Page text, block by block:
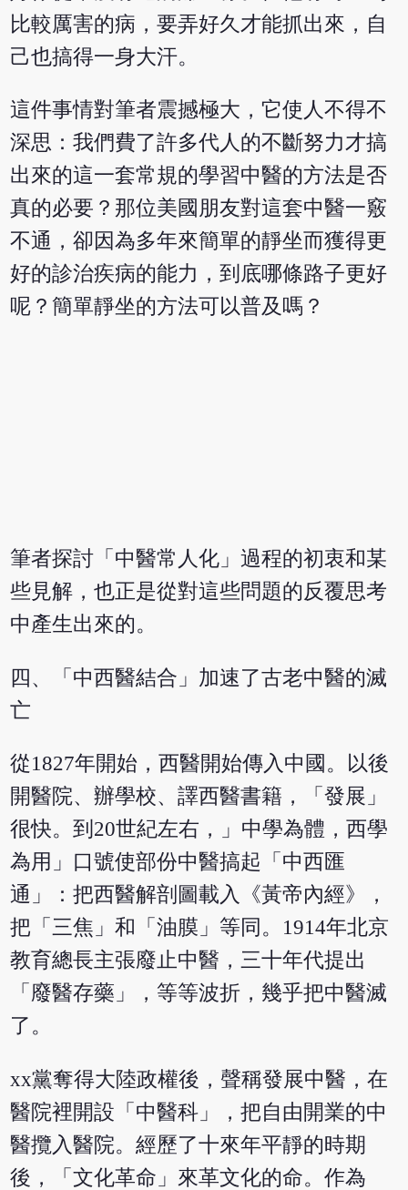
比較厲害的病，要弄好久才能抓出來，自
己也搞得一身大汗。
這件事情對筆者震撼極大，它使人不得不
深思：我們費了許多代人的不斷努力才搞
出來的這一套常規的學習中醫的方法是否
真的必要？那位美國朋友對這套中醫一竅
不通，卻因為多年來簡單的靜坐而獲得更
好的診治疾病的能力，到底哪條路子更好
呢？簡單靜坐的方法可以普及嗎？
筆者探討「中醫常人化」過程的初衷和某
些見解，也正是從對這些問題的反覆思考
中產生出來的。
四、「中西醫結合」加速了古老中醫的滅
亡
從1827年開始，西醫開始傳入中國。以後
開醫院、辦學校、譯西醫書籍，「發展」
很快。到20世紀左右，」中學為體，西學
為用」口號使部份中醫搞起「中西匯
通」：把西醫解剖圖載入《黃帝內經》，
把「三焦」和「油膜」等同。1914年北京
教育總長主張廢止中醫，三十年代提出
「廢醫存藥」，等等波折，幾乎把中醫滅
了。
xx黨奪得大陸政權後，聲稱發展中醫，在
醫院裡開設「中醫科」，把自由開業的中
醫攬入醫院。經歷了十來年平靜的時期
後，「文化革命」來革文化的命。作為